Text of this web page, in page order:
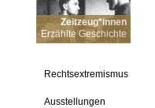
Zeitzeug*innen
Erzählte Geschichte
Rechtsextremismus
Ausstellungen